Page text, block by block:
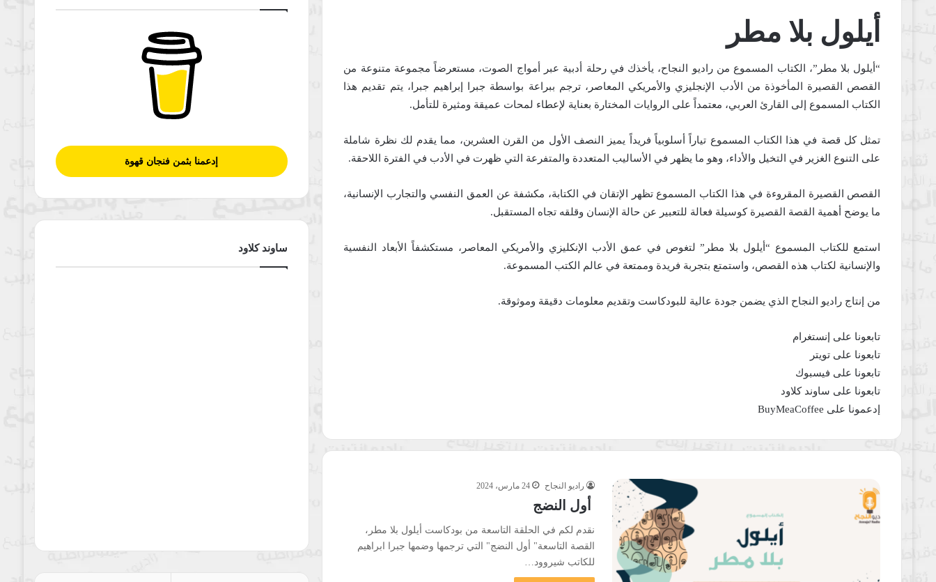
أيلول بلا مطر
“أيلول بلا مطر”، الكتاب المسموع من راديو النجاح، يأخذك في رحلة أدبية عبر أمواج الصوت، مستعرضاً مجموعة متنوعة من
القصص القصيرة المأخوذة من الأدب الإنجليزي والأمريكي المعاصر، ترجم ببراعة بواسطة جبرا إبراهيم جبرا، يتم تقديم هذا
الكتاب المسموع إلى القارئ العربي، معتمداً على الروايات المختارة بعناية لإعطاء لمحات عميقة ومثيرة للتأمل.
تمثل كل قصة في هذا الكتاب المسموع تياراً أسلوبياً فريداً يميز النصف الأول من القرن العشرين، مما يقدم لك نظرة شاملة
على التنوع الغزير في التخيل والأداء، وهو ما يظهر في الأساليب المتعددة والمتفرعة التي ظهرت في الأدب في الفترة اللاحقة.
القصص القصيرة المقروءة في هذا الكتاب المسموع تظهر الإتقان في الكتابة، مكشفة عن العمق النفسي والتجارب الإنسانية،
ما يوضح أهمية القصة القصيرة كوسيلة فعالة للتعبير عن حالة الإنسان وقلقه تجاه المستقبل.
استمع للكتاب المسموع “أيلول بلا مطر” لتغوص في عمق الأدب الإنكليزي والأمريكي المعاصر، مستكشفاً الأبعاد النفسية
والإنسانية لكتاب هذه القصص، واستمتع بتجربة فريدة وممتعة في عالم الكتب المسموعة.
من إنتاج راديو النجاح الذي يضمن جودة عالية للبودكاست وتقديم معلومات دقيقة وموثوقة.
تابعونا على
إنستغرام
تابعونا على تويتر
تابعونا على فيسبوك
تابعونا على ساوند كلاود
إدعمونا على BuyMeaCoffee
راديو النجاح 24 مارس، 2024
أول النضج
نقدم لكم في الحلقة التاسعة من بودكاست أيلول بلا مطر،
القصة التاسعة" أول النضج" التي ترجمها وضمها جبرا ابراهيم
للكاتب شيروود…
إدعمنا بثمن فنجان قهوة
ساوند كلاود